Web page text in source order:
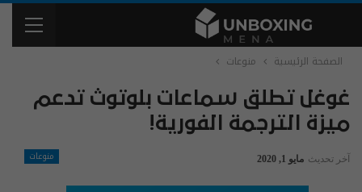
الصفحة الرئيسية منوعات
غوغل تطلق سماعات بلوتوث تدعم
ميزة الترجمة الفورية!
منوعات آخر تحديث مايو 1, 2020